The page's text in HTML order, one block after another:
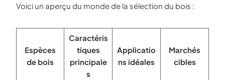
Voici un aperçu du monde de la sélection du bois :
Espèces
de bois
Caractéris
tiques
principale
s
Applicatio
ns idéales
Marchés
cibles